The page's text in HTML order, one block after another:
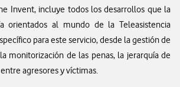
Invent, incluye todos los desarrollos que la
orientados al mundo de la Teleasistencia
para este servicio, desde la gestión de
monitorización de las penas, la jerarquía de
agresores y víctimas.